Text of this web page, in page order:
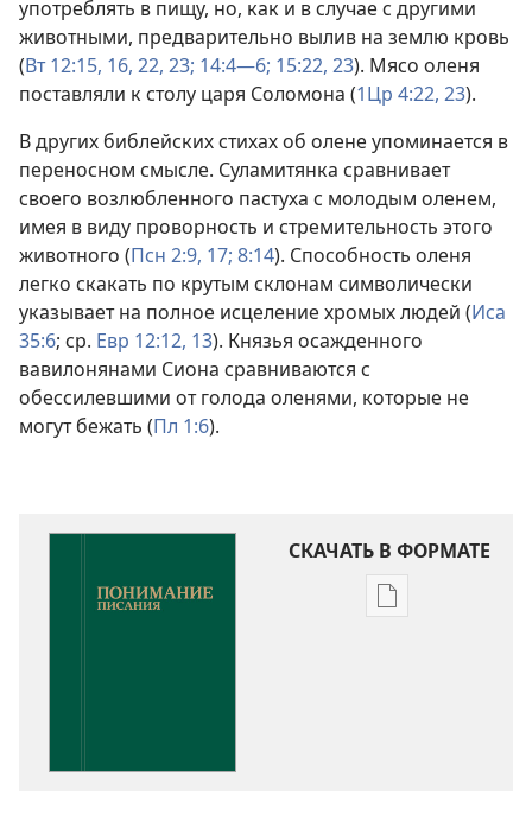
употреблять в пищу, но, как и в случае с другими
животными, предварительно вылив на землю кровь
(Вт 12:15, 16, 22, 23; 14:4—6; 15:22, 23). Мясо оленя
поставляли к столу царя Соломона (1Цр 4:22, 23).
В других библейских стихах об олене упоминается в
переносном смысле. Суламитянка сравнивает
своего возлюбленного пастуха с молодым оленем,
имея в виду проворность и стремительность этого
животного (Псн 2:9, 17; 8:14). Способность оленя
легко скакать по крутым склонам символически
указывает на полное исцеление хромых людей (Иса
35:6; ср. Евр 12:12, 13). Князья осажденного
вавилонянами Сиона сравниваются с
обессилевшими от голода оленями, которые не
могут бежать (Пл 1:6).
СКАЧАТЬ В ФОРМАТЕ
Варианты